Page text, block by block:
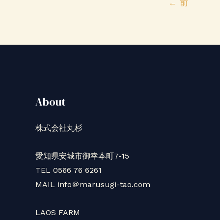
タ
← 前
About
株式会社丸杉
愛知県安城市御幸本町7-15
TEL 0566 76 6261
MAIL info＠marusugi-tao.com
LAOS FARM